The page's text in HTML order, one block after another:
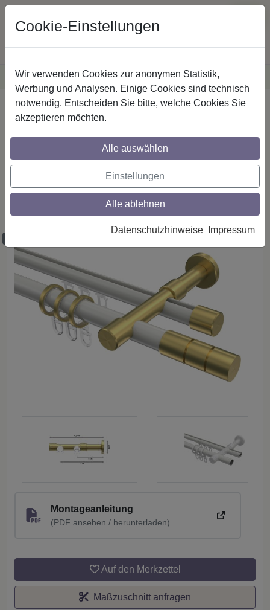
VersandkostenfreieLieferung innerhalb Deutschlands
Sichere Zahlung
Startseite
Rundrohr-Innenlaufstangen
Aluminium / Metall
Rundrohr-Innenlauf Gardinenstangen aus
Aluminium / Metall in 20 mm Ø, 2-läufig,
Modell PRESTIGE - Elanto Weiß /
Messing-Optik
Montageanleitung
(PDF ansehen / herunterladen)
Auf den Merkzettel
Maßzuschnitt anfragen
Cookie-Einstellungen
Wir verwenden Cookies zur anonymen Statistik,
Werbung und Analysen. Einige Cookies sind technisch
notwendig. Entscheiden Sie bitte, welche Cookies Sie
akzeptieren möchten.
Alle auswählen
Einstellungen
Alle ablehnen
Datenschutzhinweise Impressum